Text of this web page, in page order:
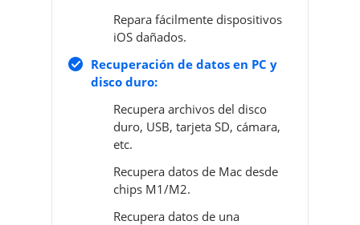
Repara fácilmente dispositivos
iOS dañados.
Recuperación de datos en PC y
disco duro:
Recupera archivos del disco
duro, USB, tarjeta SD, cámara,
etc.
Recupera datos de Mac desde
chips M1/M2.
Recupera datos de una